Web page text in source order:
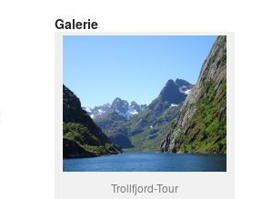
Galerie
Trollfjord-Tour